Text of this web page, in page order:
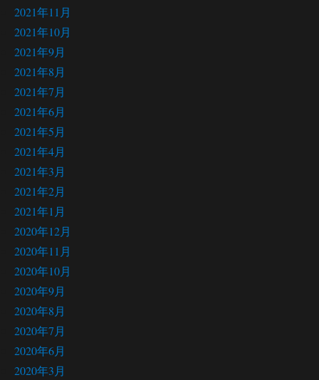
2021年11月
2021年10月
2021年9月
2021年8月
2021年7月
2021年6月
2021年5月
2021年4月
2021年3月
2021年2月
2021年1月
2020年12月
2020年11月
2020年10月
2020年9月
2020年8月
2020年7月
2020年6月
2020年3月